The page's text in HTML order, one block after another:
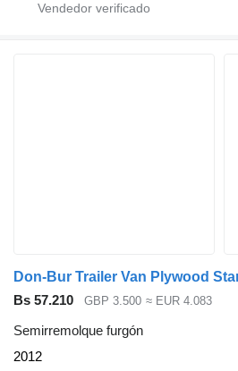
Don-Bur Trailer Van Plywood
Bs 57.210
GBP 3.500 ≈ EUR 4.083
Semirremolque furgón
2012